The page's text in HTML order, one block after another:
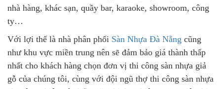
nhà hàng, khác sạn, quầy bar, karaoke, showroom, công
ty…
Với lợi thế là nhà phân phối Sàn Nhựa Đà Nẵng cũng
như khu vực miền trung nên sẽ đảm bảo giá thành thấp
nhất cho khách hàng chọn đơn vị thi công sàn nhựa giả
gỗ của chúng tôi, cùng với đội ngũ thợ thi công sàn nhựa